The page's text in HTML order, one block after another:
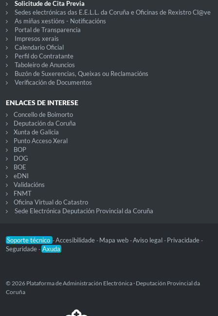
Solicitude de Cita Previa
Sedes electrónicas das E.E.L.L. da Coruña e Oficinas de Rexistro Cl@ve
As miñas xestións - Notificacións
Portal de Transparencia
Impresos xerais
Calendario Oficial
Perfil do Contratante
Taboleiro de Anuncios
Buzón de Suxerencias, Queixas ou Reclamacións
Verificación de Documentos
ENLACES DE INTERESE
Concello de Boimorto
Deputación da Coruña
Xunta de Galicia
Punto Acceso Xeral
BOP
DOG
BOE
eDNI
Validacións
FNMT
Oficina Virtual do Catastro
Sede Electrónica Deputación Provincial da Coruña
Soporte técnico -Accesibilidade - Mapa web -Aviso legal - Privacidade -
Seguridade - Axuda
© 2026 Plataforma de Administración Electrónica · Deputación Provincial da
Coruña